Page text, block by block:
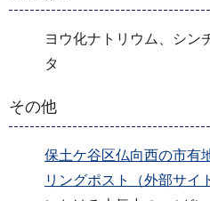
ヨウ化ナトリウム、シン
タ
その他
保土ケ谷区仏向西の市有
リングポスト（外部サイ